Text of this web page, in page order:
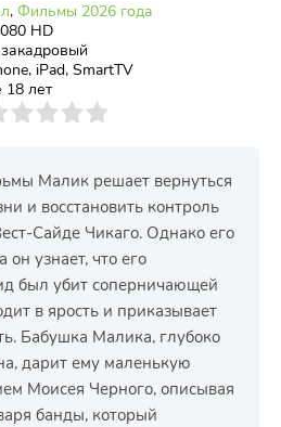
, Фильмы 2026 года
HD
iPad, SmartTV
лет
Малик решает вернуться
и восстановить контроль
Сайде Чикаго. Однако его
узнает, что его
был убит соперничающей
в ярость и приказывает
Бабушка Малика, глубоко
дарит ему маленькую
Моисея Черного, описывая
банды, который